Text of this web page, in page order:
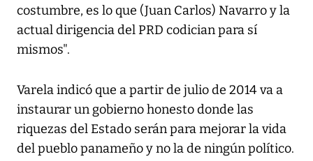
costumbre, es lo que (Juan Carlos) Navarro y la
actual dirigencia del PRD codician para sí
mismos".
Varela indicó que a partir de julio de 2014 va a
instaurar un gobierno honesto donde las
riquezas del Estado serán para mejorar la vida
del pueblo panameño y no la de ningún político.